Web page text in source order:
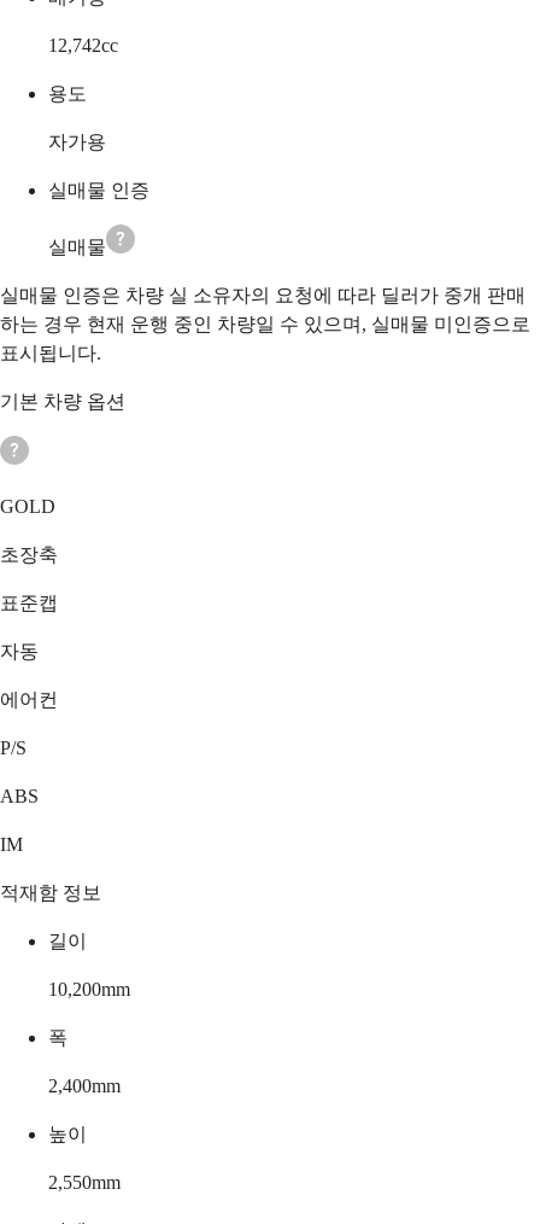
12,742cc
용도
자가용
실매물 인증
실매물
실매물 인증은 차량 실 소유자의 요청에 따라 딜러가 중개 판매
하는 경우 현재 운행 중인 차량일 수 있으며, 실매물 미인증으로
표시됩니다.
기본 차량 옵션
GOLD
초장축
표준캡
자동
에어컨
P/S
ABS
IM
적재함 정보
길이
10,200mm
폭
2,400mm
높이
2,550mm